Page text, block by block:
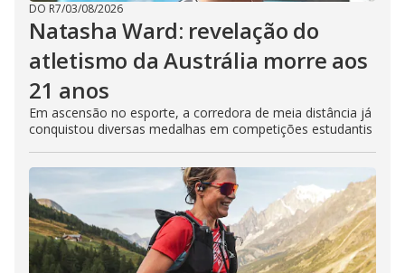
DO R7/03/08/2026
Natasha Ward: revelação do
atletismo da Austrália morre aos
21 anos
Em ascensão no esporte, a corredora de meia distância já
conquistou diversas medalhas em competições estudantis